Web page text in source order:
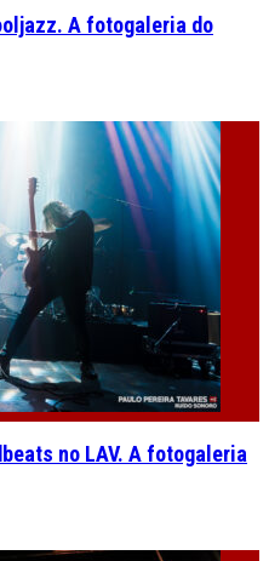
A fotogaleria do
no LAV. A fotogaleria